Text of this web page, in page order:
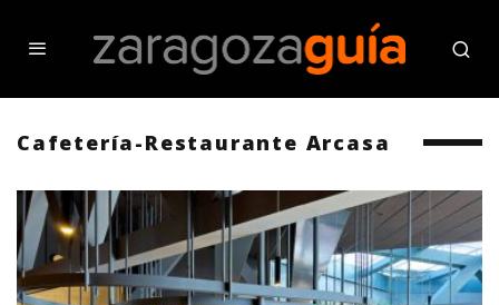
Cafetería-Restaurante Arcasa